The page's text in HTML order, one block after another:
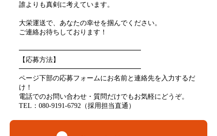
誰よりも真剣に考えています。
大栄運送で、あなたの幸せを掴んでください。
ご連絡お待ちしております！
━━━━━━━━━━━━━━━━━━
【応募方法】
━━━━━━━━━━━━━━━━━━
ページ下部の応募フォームにお名前と連絡先を入力するだ
け！
電話でのお問い合わせ・質問だけでもお気軽にどうぞ。
TEL：080-9191-6792（採用担当直通）